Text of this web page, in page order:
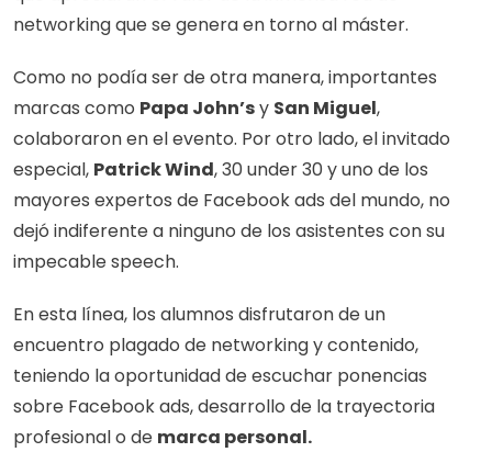
networking que se genera en torno al máster.
Como no podía ser de otra manera, importantes
marcas como Papa John’s y San Miguel,
colaboraron en el evento. Por otro lado, el invitado
especial, Patrick Wind, 30 under 30 y uno de los
mayores expertos de Facebook ads del mundo, no
dejó indiferente a ninguno de los asistentes con su
impecable speech.
En esta línea, los alumnos disfrutaron de un
encuentro plagado de networking y contenido,
teniendo la oportunidad de escuchar ponencias
sobre Facebook ads, desarrollo de la trayectoria
profesional o de marca personal.